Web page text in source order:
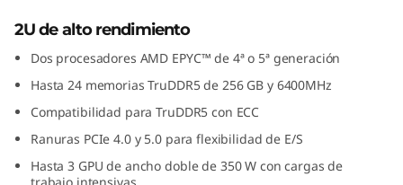
h
n
k
S
2U de alto rendimiento
Dos procesadores AMD EPYC™ de 4ª o 5ª generación
Hasta 24 memorias TruDDR5 de 256 GB y 6400MHz
Compatibilidad para TruDDR5 con ECC
Ranuras PCIe 4.0 y 5.0 para flexibilidad de E/S
Hasta 3 GPU de ancho doble de 350 W con cargas de